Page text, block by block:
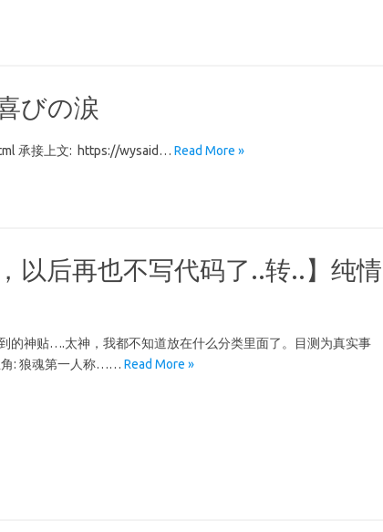
びの涙
承接上文: https://wysaid… Read More »
以后再也不写代码了..转..】纯情
的神贴….太神，我都不知道放在什么分类里面了。目测为真实事
角: 狼魂第一人称…… Read More »